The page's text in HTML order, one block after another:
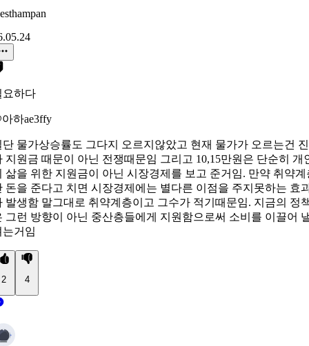
요하다
아하ae3ffy
단 물가상승률도 그다지 오르지않았고 현재 물가가 오르는건 진
지원금 때문이 아닌 전쟁때문임 그리고 10,15만원은 단순히 개
삶을 위한 지원금이 아닌 시장경제를 보고 준거임. 만약 취약계
돈을 준다고 치면 시장경제에는 별다른 이점을 주지못하는 효
발생함 말그대로 취약계층이고 그수가 적기때문임. 지금의 정
그런 방향이 아닌 중산층들에게 지원함으로써 소비를 이끌어
는거임
2 4